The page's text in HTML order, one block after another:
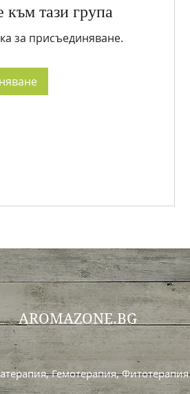
към тази група
за присъединяване.
AROMAZONE.BG
Гемотерапия, Фитотерапия